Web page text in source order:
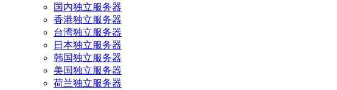
国内独立服务器
香港独立服务器
台湾独立服务器
日本独立服务器
韩国独立服务器
美国独立服务器
荷兰独立服务器